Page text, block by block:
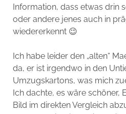
Information, dass etwas drin
oder andere jenes auch in
wiedererkennt 😉
Ich habe leider den „alten“
da, er ist irgendwo in den
Umzugskartons, was mich
Ich dachte, es wäre schöner,
Bild im direkten Vergleich